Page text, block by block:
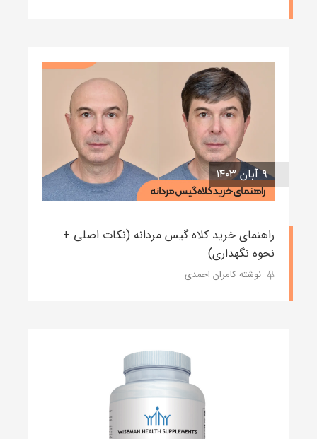
۹ آبان ۱۴۰۳
راهنمای خرید کلاه گیس مردانه (نکات اصلی +
نحوه نگهداری)
نوشته کامران احمدی